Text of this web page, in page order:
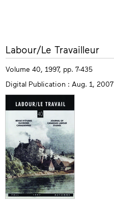
More
info
Labour/Le Travailleur
Volume 40, 1997, pp. 7-435
Digital Publication : Aug. 1, 2007